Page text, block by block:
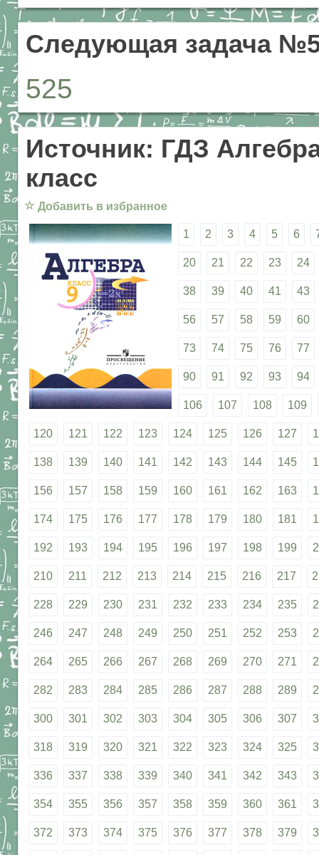
Следующая задача
525
Источник: ГДЗ
класс
☆ Добавить в избранное
1 2 3 4 5 6
20 21 22 23 24
38 39 40 41 43
56 57 58 59 60
73 74 75 76 77
90 91 92 93 94
106 107 108 109
120 121 122 123 124 125 126 127
138 139 140 141 142 143 144 145
156 157 158 159 160 161 162 163
174 175 176 177 178 179 180 181
192 193 194 195 196 197 198 199
210 211 212 213 214 215 216 217
228 229 230 231 232 233 234 235
246 247 248 249 250 251 252 253
264 265 266 267 268 269 270 271
282 283 284 285 286 287 288 289
300 301 302 303 304 305 306 307
318 319 320 321 322 323 324 325
336 337 338 339 340 341 342 343
354 355 356 357 358 359 360 361
372 373 374 375 376 377 378 379